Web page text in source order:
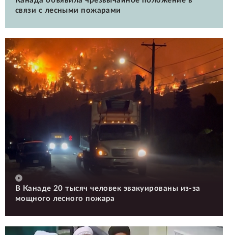
связи с лесными пожарами
В Канаде 20 тысяч человек эвакуированы из-за
мощного лесного пожара